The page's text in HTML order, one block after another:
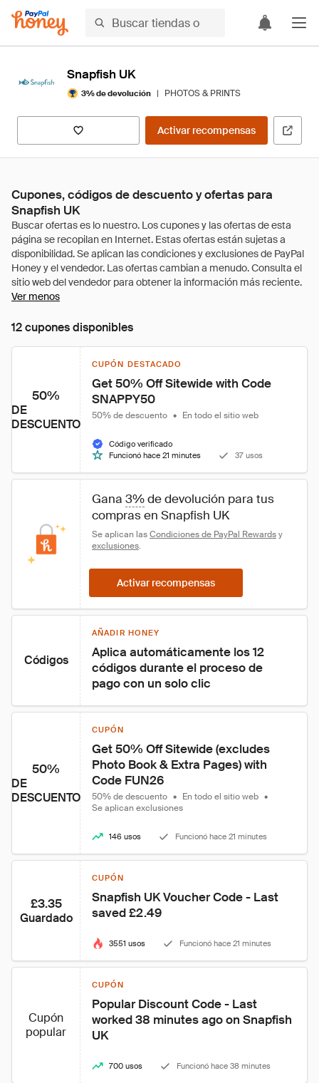
Snapfish UK
3% de devolución | PHOTOS & PRINTS
Activar recompensas
Cupones, códigos de descuento y ofertas para
Snapfish UK
Ver menos
12 cupones disponibles
50%
DE
DESCUENTO
CUPÓN DESTACADO
Get 50% Off Sitewide with Code
SNAPPY50
50% de descuento • En todo el sitio web
Código verificado
Funcionó hace 21 minutes
37 usos
Gana 3% de devolución para tus
compras en Snapfish UK
Se aplican las Condiciones de PayPal Rewards y
exclusiones.
Activar recompensas
Códigos
AÑADIR HONEY
Aplica automáticamente los 12
códigos durante el proceso de
pago con un solo clic
50%
DE
DESCUENTO
CUPÓN
Get 50% Off Sitewide (excludes
Photo Book & Extra Pages) with
Code FUN26
50% de descuento • En todo el sitio web •
Se aplican exclusiones
146 usos Funcionó hace 21 minutes
£3.35
Guardado
CUPÓN
Snapfish UK Voucher Code - Last
saved £2.49
3551 usos Funcionó hace 21 minutes
Cupón
popular
CUPÓN
Popular Discount Code - Last
worked 38 minutes ago on Snapfish
UK
700 usos Funcionó hace 38 minutes